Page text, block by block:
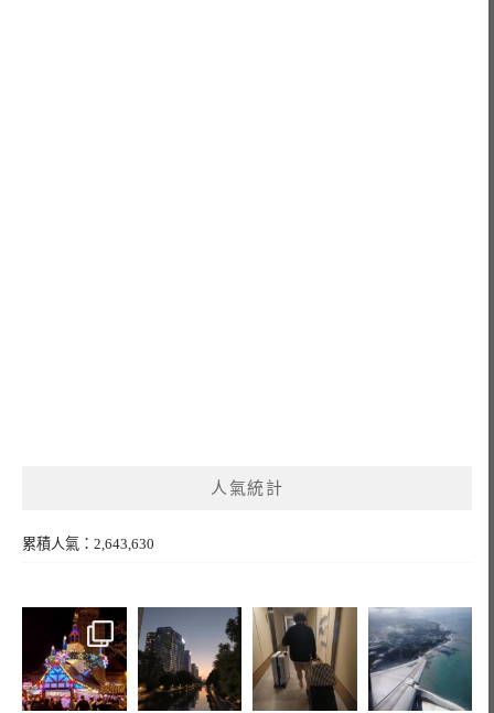
人氣統計
累積人氣：2,643,630